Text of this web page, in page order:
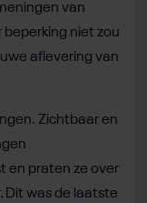
van
niet zou
aflevering van
Zichtbaar en
en praten ze over
Dit was de laatste